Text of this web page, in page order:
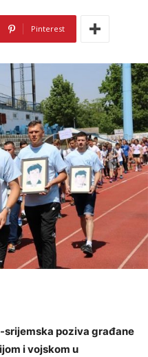
Pinterest
poziva građane
i vojskom u